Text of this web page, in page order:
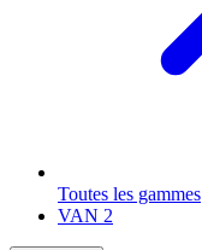
Toutes les gammes
VAN 2